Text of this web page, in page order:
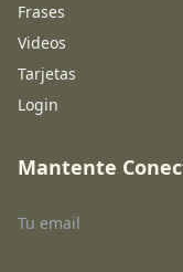
Frases
Videos
Tarjetas
Login
Mantente